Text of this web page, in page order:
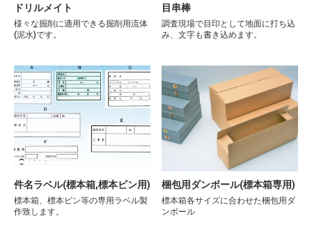
ドリルメイト
様々な掘削に適用できる掘削用流体
(泥水)です。
目串棒
調査現場で目印として地面に打ち込
み、文字も書き込めます。
件名ラベル(標本箱,標本ビン用)
標本箱、標本ビン等の専用ラベル製
作致します。
梱包用ダンボール(標本箱専用)
標本箱各サイズに合わせた梱包用ダ
ンボール
お買い物を続ける カートへ進む